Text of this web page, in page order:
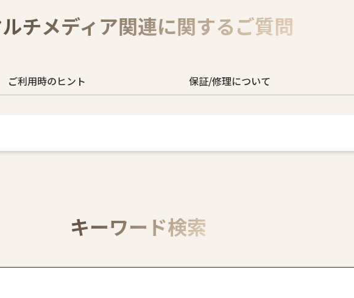
チメディア関連に関するご質問
ご利用時のヒント 保証/修理について
キーワード検索